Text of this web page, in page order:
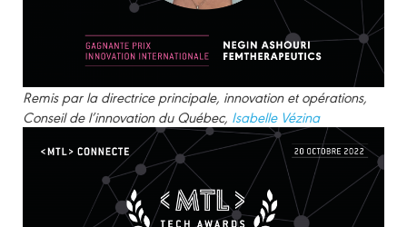
Remis par la directrice principale, innovation et opérations,
Conseil de l’innovation du Québec, Isabelle Vézina